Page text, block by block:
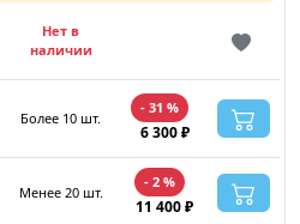
Нет в
наличии
Более 10 шт.
- 31 %
6 300 ₽
Менее 20 шт.
- 2 %
11 400 ₽